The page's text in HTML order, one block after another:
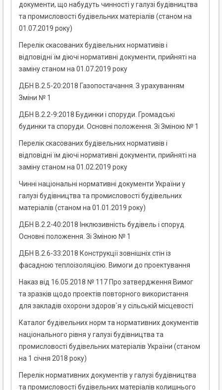
документи, що набудуть чинності у галузі будівництва
та промисловості будівельних матеріалів (станом на
01.07.2019 року)
Перелік скасованих будівельних нормативів і
відповідні їм діючі нормативні документи, прийняті на
заміну станом на 01.07.2019 року
ДБН В.2.5-20:2018 Газопостачання. З урахуванням
Зміни № 1
ДБН В.2.2-9:2018 Будинки і споруди. Громадські
будинки та споруди. Основні положення. Зі Зміною № 1
Перелік скасованих будівельних нормативів і
відповідні їм діючі нормативні документи, прийняті на
заміну станом на 01.02.2019 року
Чинні національні нормативні документи України у
галузі будівництва та промисловості будівельних
матеріалів (станом на 01.01.2019 року)
ДБН В.2.2-40:2018 Інклюзивність будівель і споруд.
Основні положення. Зі Зміною № 1
ДБН В.2.6-33:2018 Конструкції зовнішніх стін із
фасадною теплоізоляцією. Вимоги до проектування
Наказ від 16.05.2018 № 117 Про затвердження Вимог
та зразків щодо проектів повторного використання
для закладів охорони здоров`я у сільській місцевості
Каталог будівельних норм та нормативних документів
національного рівня у галузі будівництва та
промисловості будівельних матеріалів України (станом
на 1 січня 2018 року)
Перелік нормативних документів у галузі будівництва
та промисловості будівельних матеріалів колишнього